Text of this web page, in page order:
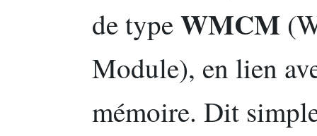
de typeWMCM
Module), en lien
mémoire. Dit